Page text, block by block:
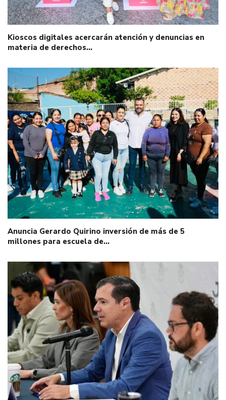
Kioscos digitales acercarán atención y denuncias en
materia de derechos…
Anuncia Gerardo Quirino inversión de más de 5
millones para escuela de…